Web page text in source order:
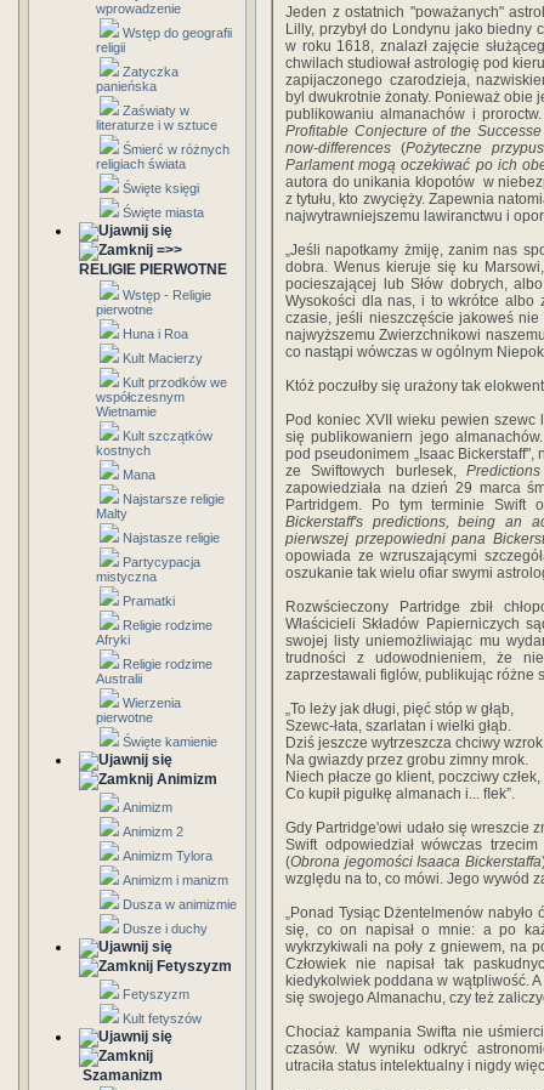
wprowadzenie
Wstęp do geografii
religii
Zatyczka
panieńska
Zaświaty w
literaturze i w sztuce
Śmierć w różnych
religiach świata
Święte księgi
Święte miasta
=>>
RELIGIE PIERWOTNE
Wstęp - Religie
pierwotne
Huna i Roa
Kult Macierzy
Kult przodków we
współczesnym
Wietnamie
Kult szczątków
kostnych
Mana
Najstarsze religie
Malty
Najstasze religie
Partycypacja
mistyczna
Pramatki
Religie rodzime
Afryki
Religie rodzime
Australii
Wierzenia
pierwotne
Święte kamienie
Animizm
Animizm
Animizm 2
Animizm Tylora
Animizm i manizm
Dusza w animizmie
Dusze i duchy
Fetyszyzm
Fetyszyzm
Kult fetyszów
Szamanizm
Jeden z ostatnich "poważanych"
Lilly, przybył do Londynu jako biedny
w roku 1618, znalazł zajęcie
chwilach studiował astrologię pod
zapijaczonego czarodzieja,
byl dwukrotnie żonaty. Ponieważ obie
publikowaniu almanachów i
Profitable Conjecture of the
now-differences (Pożyteczne
Parlament mogą oczekiwać po ich
autora do unikania kłopotów w
z tytułu, kto zwycięży. Zapewnia
najwytrawniejszemu lawiranctwu i
„Jeśli napotkamy żmiję, zanim nas
dobra. Wenus kieruje się ku
pocieszającej lub Słów dobrych,
Wysokości dla nas, i to wkrótce albo
czasie, jeśli nieszczęście jakoweś
najwyższemu Zwierzchnikowi
co nastąpi wówczas w ogólnym
Któż poczułby się urażony tak
Pod koniec XVII wieku pewien
się publikowaniern jego
pod pseudonimem „Isaac Bickerstaff",
ze Swiftowych burlesek,
zapowiedziała na dzień 29 marca
Partridgem. Po tym terminie Swift
Bickerstaff's predictions, being an
pierwszej przepowiedni pana
opowiada ze wzruszającymi
oszukanie tak wielu ofiar swymi
Rozwścieczony Partridge zbił
Właścicieli Składów Papierniczych
swojej listy uniemożliwiając mu
trudności z udowodnieniem, że
zaprzestawali figlów, publikując różne
„To leży jak długi, pięć stóp w głąb,
Szewc-łata, szarlatan i wielki głąb.
Dziś jeszcze wytrzeszcza chciwy wzrok
Na gwiazdy przez grobu zimny mrok.
Niech płacze go klient, poczciwy człek,
Co kupił pigułkę almanach i... ﬂek”.
Gdy Partridge'owi udało się wreszcie
Swift odpowiedział wówczas trzecim
(Obrona jegomości Isaaca Bickerstaffa
względu na to, co mówi. Jego wywód
„Ponad Tysiąc Dżentelmenów
się, co on napisał o mnie: a po
wykrzykiwali na poły z gniewem, na
Człowiek nie napisał tak
kiedykolwiek poddana w wątpliwość.
się swojego Almanachu, czy też
Chociaż kampania Swifta nie
czasów. W wyniku odkryć
utraciła status intelektualny i nigdy